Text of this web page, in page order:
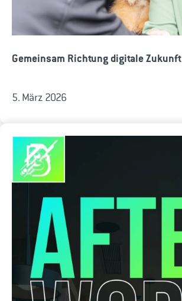
Gemeinsam Richtung digitale Zukunft
5. März 2026